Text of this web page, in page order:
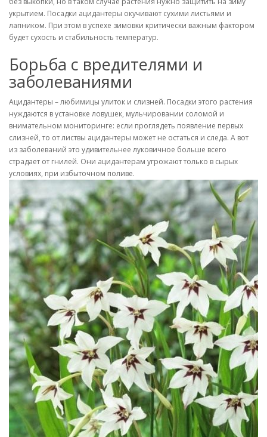
укрытием. Посадки ацидантеры окучивают сухими листьями и
лапником. При этом в успехе зимовки критически важным фактором
будет сухость и стабильность температур.
Борьба с вредителями и
заболеваниями
Ацидантеры – любимицы улиток и слизней. Посадки этого растения
нуждаются в установке ловушек, мульчировании соломой и
внимательном мониторинге: если проглядеть появление первых
слизней, то от листвы ацидантеры может не остаться и следа. А вот
из заболеваний это удивительнее луковичное больше всего
страдает от гнилей. Они ацидантерам угрожают только в сырых
условиях, при избыточном поливе.